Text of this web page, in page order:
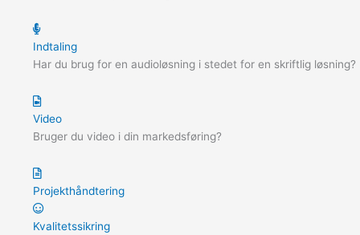
Indtaling
Har du brug for en audioløsning i stedet for en skriftlig løsning?
Video
Bruger du video i din markedsføring?
Projekthåndtering
Kvalitetssikring